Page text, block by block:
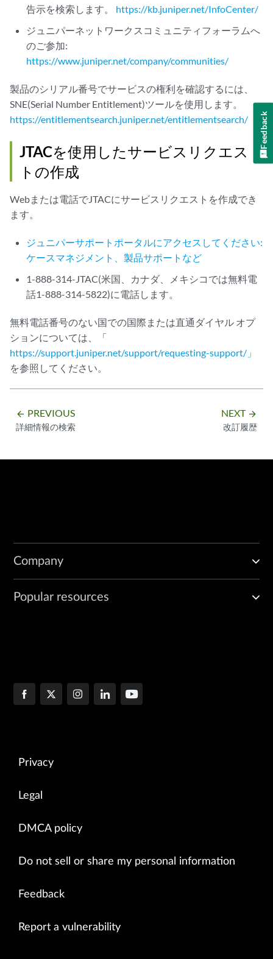
告示を検索します。 https://kb.juniper.net/InfoCenter/
ジュニパーネットワークスコミュニティフォーラムへ
のご参加:
https://www.juniper.net/company/communities/
製品のシリアル番号でサービスの権利を確認するには、
SNE(Serial Number Entitlement)ツールを使用します。
https://entitlementsearch.juniper.net/entitlementsearch/
JTACを使用したサービスリクエス
トの作成
Webまたは電話でJTACにサービスリクエストを作成でき
ます。
ジュニパーサポートポータルにアクセスしてください:
ケースマネジメント、製品サポートなど
1-888-314-JTAC(米国、カナダ、メキシコでは無料電
話1-888-314-5822)に電話します。
無料電話番号のない国での国際または直通ダイヤル オプ
ションについては、「
https://support.juniper.net/support/requesting-support/」
を参照してください。
arrow_backward PREVIOUS
詳細情報の検索
NEXT arrow_forward
改訂履歴
Company
Popular resources
Privacy
Legal
DMCA policy
Do not sell or share my personal information
Feedback
Report a vulnerability
Feedback